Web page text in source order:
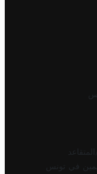
في تونس